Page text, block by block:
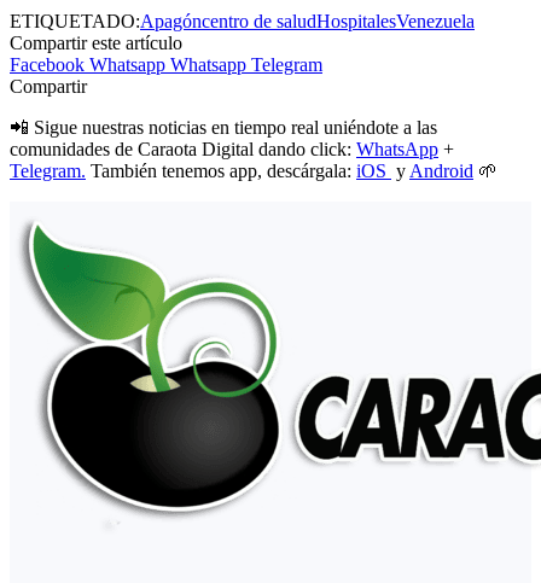
ETIQUETADO:Apagóncentro de saludHospitalesVenezuela
Compartir este artículo
Facebook Whatsapp Whatsapp Telegram
Compartir
📲 Sigue nuestras noticias en tiempo real uniéndote a las
comunidades de Caraota Digital dando click: WhatsApp +
Telegram. También tenemos app, descárgala: iOS y Android 🌱